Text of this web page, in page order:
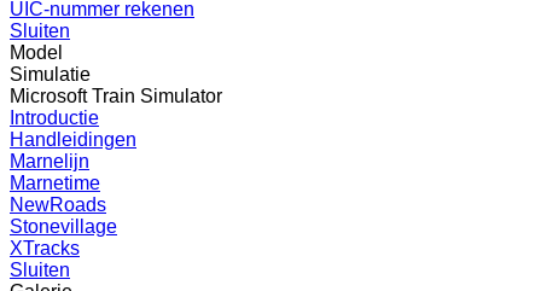
UIC-nummer rekenen
Sluiten
Model
Simulatie
Microsoft Train Simulator
Introductie
Handleidingen
Marnelijn
Marnetime
NewRoads
Stonevillage
XTracks
Sluiten